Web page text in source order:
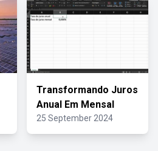
Transformando Juros
Anual Em Mensal
25 September 2024